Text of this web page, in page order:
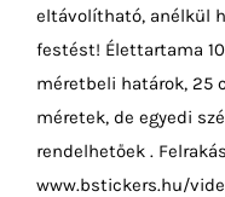
eltávolítható, anélkül
festést! Élettartama
méretbeli határok, 25
méretek, de egyedi
rendelhetőek .
www.bstickers.hu/